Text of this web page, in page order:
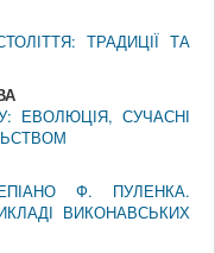
ТРАДИЦІЇ ТА
ЕВОЛЮЦІЯ, СУЧАСНІ
Ф. ПУЛЕНКА.
ВИКОНАВСЬКИХ